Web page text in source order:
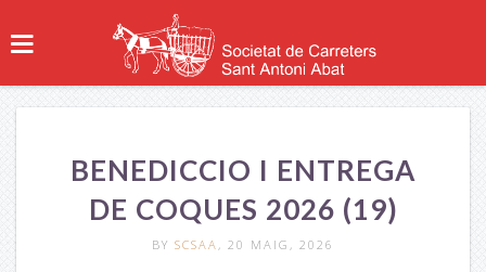
BENEDICCIO I ENTREGA
DE COQUES 2026 (19)
BY SCSAA , 20 MAIG, 2026